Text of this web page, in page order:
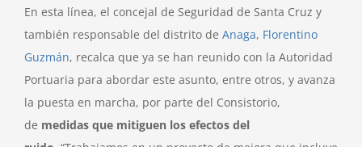
En esta línea, el concejal de Seguridad de Santa Cruz y
también responsable del distrito de Anaga, Florentino
Guzmán, recalca que ya se han reunido con la Autoridad
Portuaria para abordar este asunto, entre otros, y avanza
la puesta en marcha, por parte del Consistorio,
de medidas que mitiguen los efectos del